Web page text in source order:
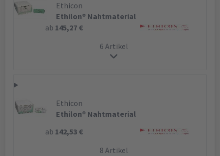
Ethicon
Ethilon® Nahtmaterial
ab 145,27 €
6 Artikel
Ethicon
Ethilon® Nahtmaterial
ab 142,53 €
8 Artikel